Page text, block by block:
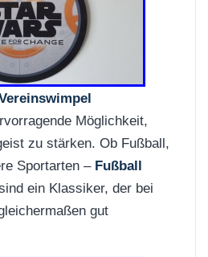
Möglichkeit,
zu stärken. Ob Fußball,
Sportarten – Fußball
ein Klassiker, der bei
gut